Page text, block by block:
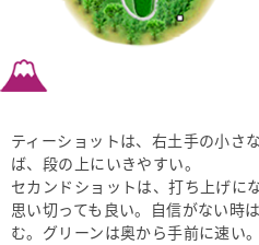
ティーショットは、右土手の小さ
ば、段の上にいきやすい。
セカンドショットは、打ち上げに
思い切っても良い。自信がない時
む。グリーンは奥から手前に速い。